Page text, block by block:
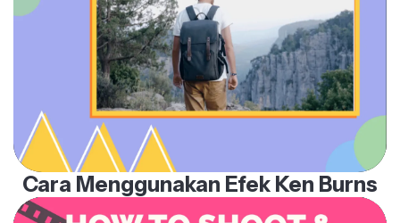
Cara Menggunakan Efek Ken Burns